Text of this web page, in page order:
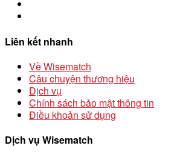
Liên kết nhanh
Về Wisematch
Câu chuyện thương hiệu
Dịch vụ
Chính sách bảo mật thông tin
Điều khoản sử dụng
Dịch vụ Wisematch